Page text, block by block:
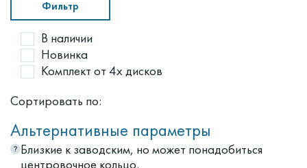
В наличии
Новинка
Комплект от 4х дисков
Сортировать по:
Фильтр
Альтернативные параметры
Близкие к заводским, но может понадобиться
центровочное кольцо.